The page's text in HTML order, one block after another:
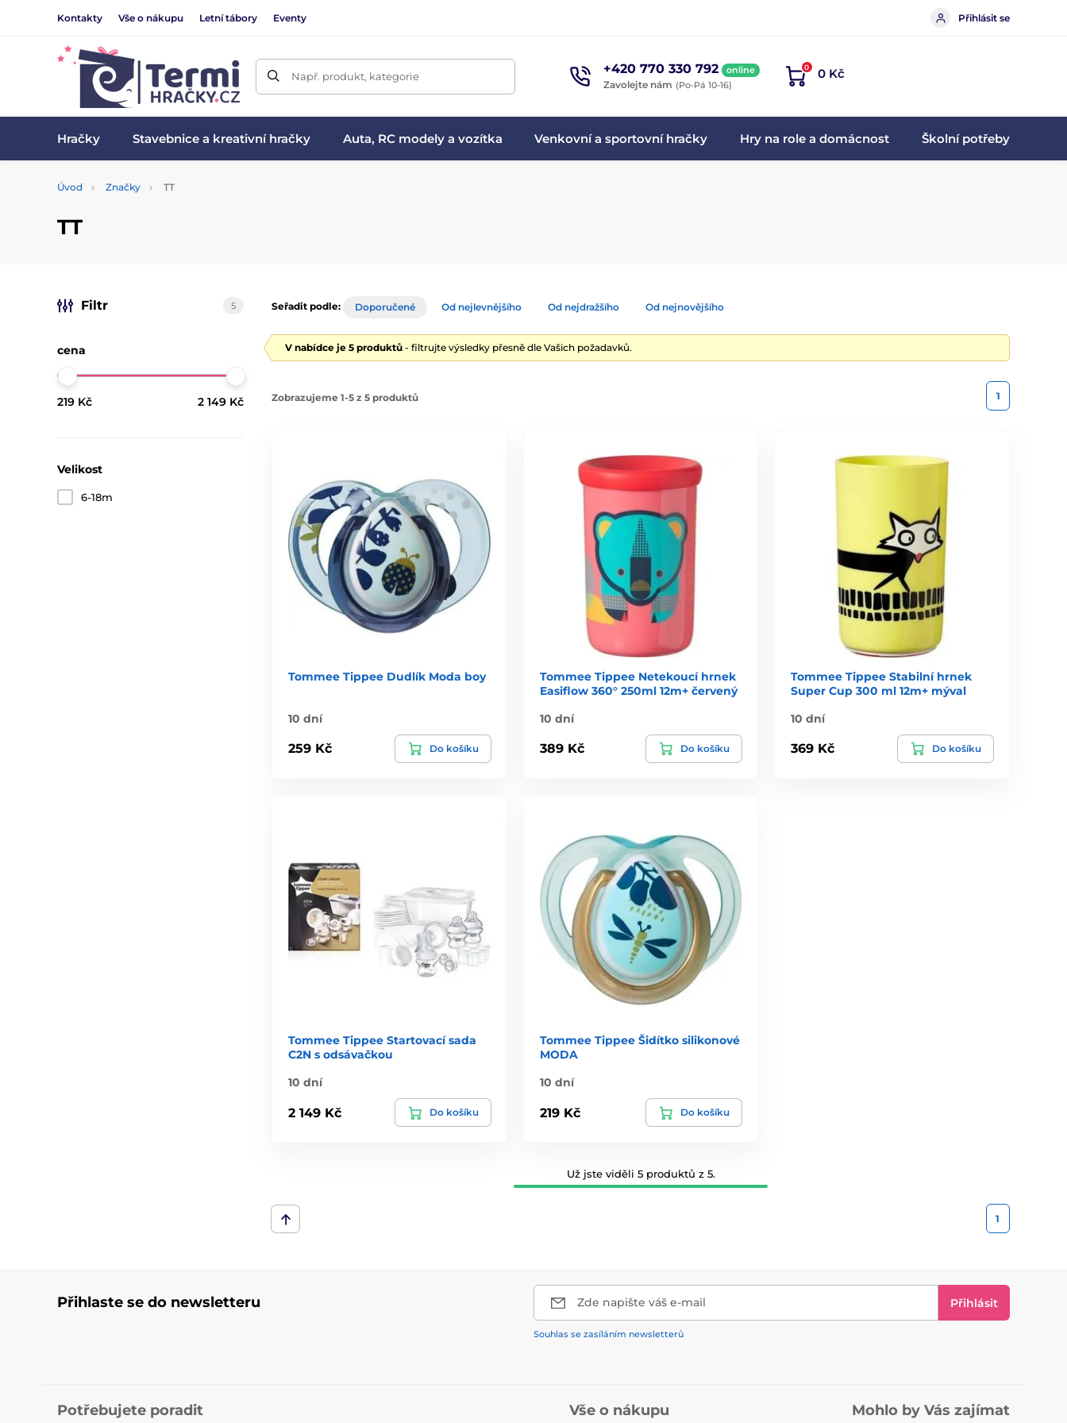
Kontakty Vše o nákupu Letní tábory Eventy Přihlásit se
Např. produkt, kategorie +420 770 330 792 online
Zavolejte nám (Po-Pá 10-16)
0 0 Kč
Hračky Stavebnice a kreativní hračky Auta, RC modely a vozítka Venkovní a sportovní hračky Hry na role a domácnost Školní potřeby
Úvod Značky TT
TT
Filtr 5
cena
219 Kč 2 149 Kč
Velikost
6-18m
Seřadit podle: Doporučené Od nejlevnějšího Od nejdražšího Od nejnovějšího
V nabídce je 5 produktů - filtrujte výsledky přesně dle Vašich požadavků.
Zobrazujeme 1-5 z 5 produktů 1
Tommee Tippee Dudlík Moda boy
10 dní
259 Kč Do košíku
Tommee Tippee Netekoucí hrnek
Easiflow 360° 250ml 12m+ červený
10 dní
389 Kč Do košíku
Tommee Tippee Stabilní hrnek
Super Cup 300 ml 12m+ mýval
10 dní
369 Kč Do košíku
Tommee Tippee Startovací sada
C2N s odsávačkou
10 dní
2 149 Kč Do košíku
Tommee Tippee Šidítko silikonové
MODA
10 dní
219 Kč Do košíku
Už jste viděli 5 produktů z 5.
1
Přihlaste se do newsletteru Zde napište váš e-mail Přihlásit
Souhlas se zasíláním newsletterů
Potřebujete poradit Vše o nákupu Mohlo by Vás zajímat